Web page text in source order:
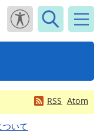
RSS Atom
いて